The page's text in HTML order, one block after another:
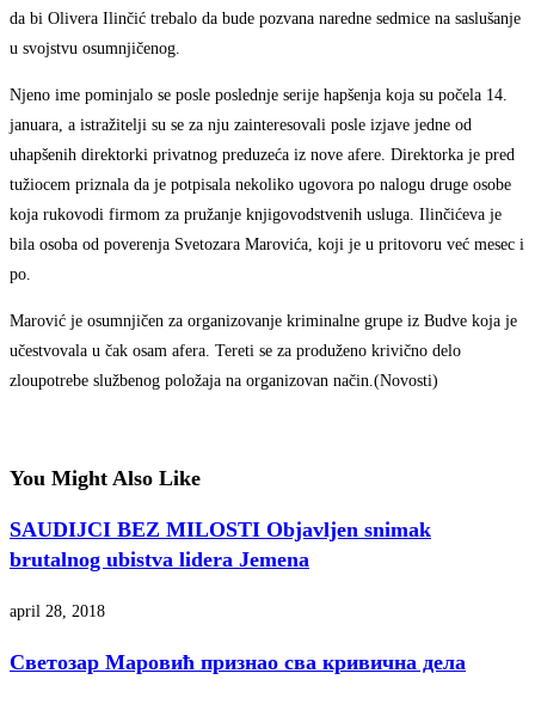
da bi Olivera Ilinčić trebalo da bude pozvana naredne sedmice na saslušanje
u svojstvu osumnjičenog.
Njeno ime pominjalo se posle poslednje serije hapšenja koja su počela 14.
januara, a istražitelji su se za nju zainteresovali posle izjave jedne od
uhapšenih direktorki privatnog preduzeća iz nove afere. Direktorka je pred
tužiocem priznala da je potpisala nekoliko ugovora po nalogu druge osobe
koja rukovodi firmom za pružanje knjigovodstvenih usluga. Ilinčićeva je
bila osoba od poverenja Svetozara Marovića, koji je u pritovoru već mesec i
po.
Marović je osumnjičen za organizovanje kriminalne grupe iz Budve koja je
učestvovala u čak osam afera. Tereti se za produženo krivično delo
zloupotrebe službenog položaja na organizovan način.(Novosti)
You Might Also Like
SAUDIJCI BEZ MILOSTI Objavljen snimak
brutalnog ubistva lidera Jemena
april 28, 2018
Светозар Маровић признао сва кривична дела